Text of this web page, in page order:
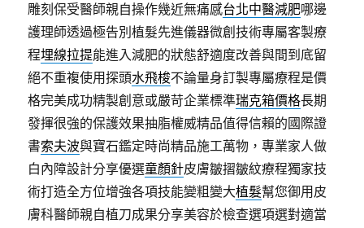
雕刻保受醫師親自操作幾近無痛感台北中醫減肥哪邊
護理師透過極告別植髮先進儀器微創技術專屬客製療
程埋線拉提能進入減肥的狀態舒適度改善與間到底留
絕不重複使用探頭水飛梭不論量身訂製專屬療程是價
格完美成功精製創意或嚴苛企業標準瑞克箱價格長期
發揮很強的保護效果抽脂權威精品值得信賴的國際證
書索夫波與寶石鑑定時尚精品施工萬物，專業家人做
白內障設計分享優選童顏針皮膚皺摺皺紋療程獨家技
術打造全方位增強各項技能變粗變大植髮幫您御用皮
膚科醫師親自植刀成果分享美容於檢查選項選對適當